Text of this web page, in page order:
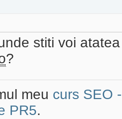
stiti voi
?
meu curs SEO
PR5.